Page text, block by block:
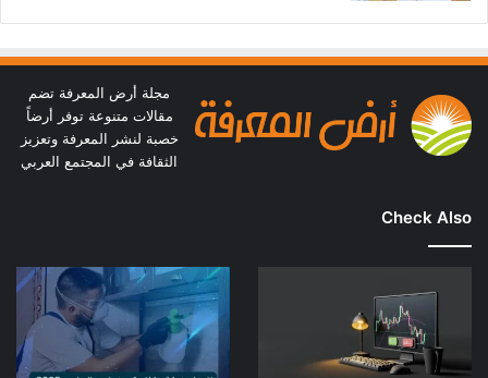
مجلة أرض المعرفة تضم
مقالات متنوعة توفر أرضاً
خصبة لنشر المعرفة وتعزيز
الثقافة في المجتمع العربي
Check Also